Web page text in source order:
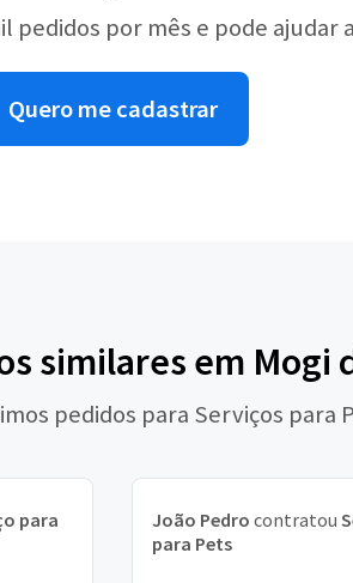
pedidos por mês e pode
Quero me cadastrar
similares em Mogi
pedidos para Serviços para
para
João Pedro contratou
para Pets